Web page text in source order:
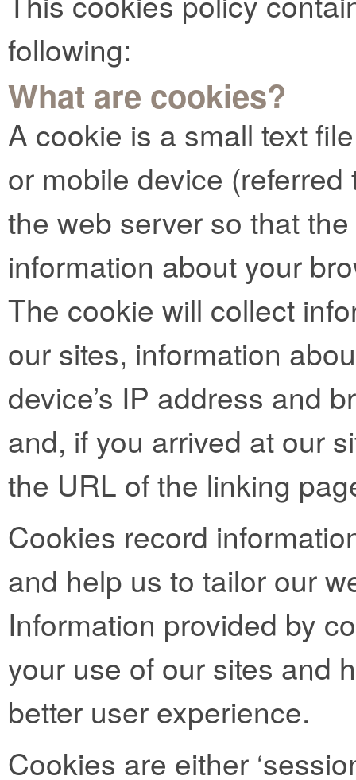
following:
What are cookies?
A cookie is a small text
or mobile device (referred
the web server so that
information about your
The cookie will collect
our sites, information
device’s IP address and
and, if you arrived at our
the URL of the linking
Cookies record
and help us to tailor our
Information provided by
your use of our sites and
better user experience.
Cookies are either